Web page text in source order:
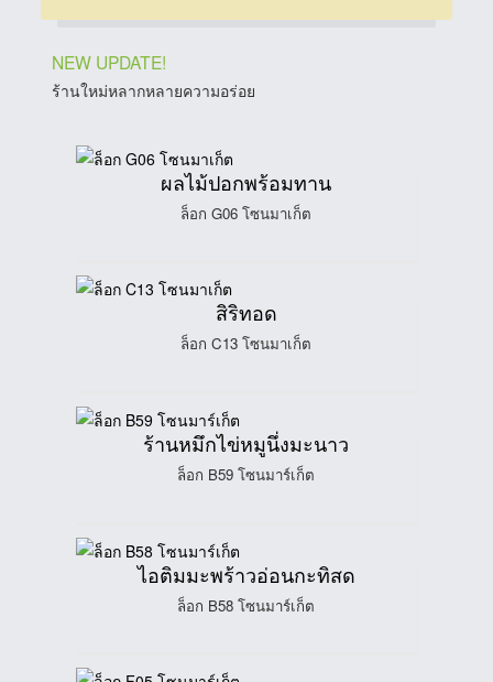
NEW UPDATE!
ร้านใหม่หลากหลายความอร่อย
ผลไม้ปอกพร้อมทาน
ล็อก G06 โซนมาเก็ต
สิริทอด
ล็อก C13 โซนมาเก็ต
ร้านหมึกไข่หมูนึ่งมะนาว
ล็อก B59 โซนมาร์เก็ต
ไอติมมะพร้าวอ่อนกะทิสด
ล็อก B58 โซนมาร์เก็ต